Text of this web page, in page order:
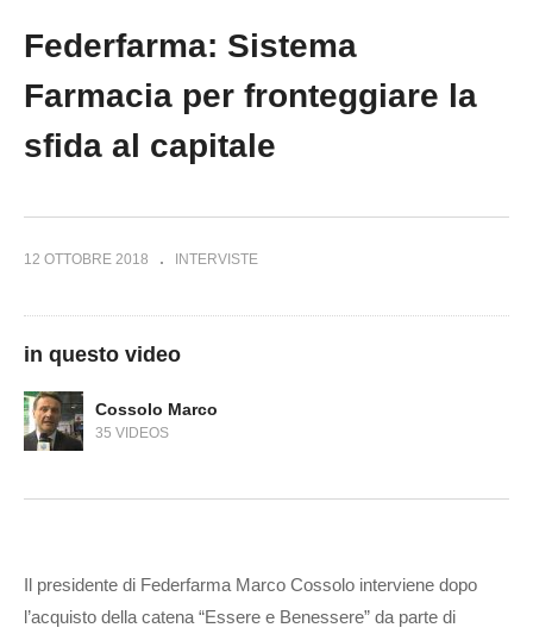
Federfarma: Sistema
Farmacia per fronteggiare la
sfida al capitale
12 OTTOBRE 2018 INTERVISTE
in questo video
Cossolo Marco
35 VIDEOS
Il presidente di Federfarma Marco Cossolo interviene dopo
l’acquisto della catena “Essere e Benessere” da parte di